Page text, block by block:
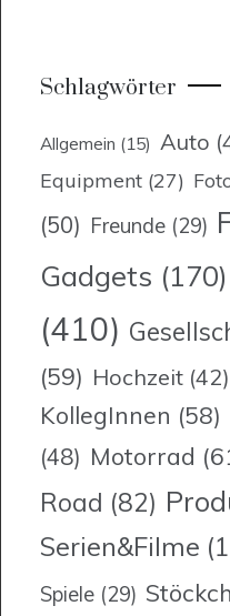
Schlagwörter
Allgemein (15) Auto
Equipment (27)
(50) Freunde (29)
Gadgets (170)
(410)
(59) Hochzeit (42)
KollegInnen (58)
(48) Motorrad
Road (82)
Serien&Filme
Spiele (29)